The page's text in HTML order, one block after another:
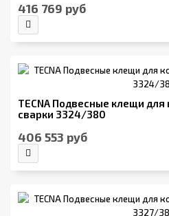
416 769 руб
TECNA Подвесные клещи для
сварки 3324/380
406 553 руб